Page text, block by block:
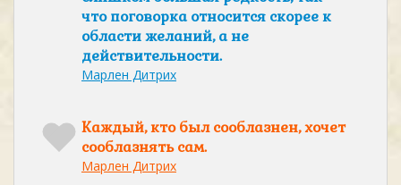
что поговорка относится скорее к
области желаний, а не
действительности.
Марлен Дитрих
Каждый, кто был сооблазнен, хочет
сооблазнять сам.
Марлен Дитрих